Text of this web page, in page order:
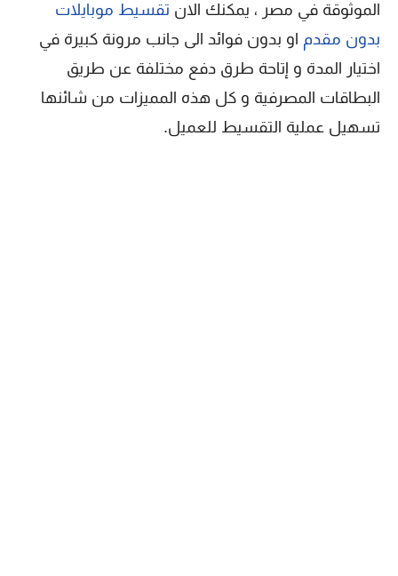
الموثوقة في مصر ، يمكنك الان تقسيط موبايلات
بدون مقدم او بدون فوائد الى جانب مرونة كبيرة في
اختيار المدة و إتاحة طرق دفع مختلفة عن طريق
البطاقات المصرفية و كل هذه المميزات من شائنها
تسهيل عملية التقسيط للعميل.